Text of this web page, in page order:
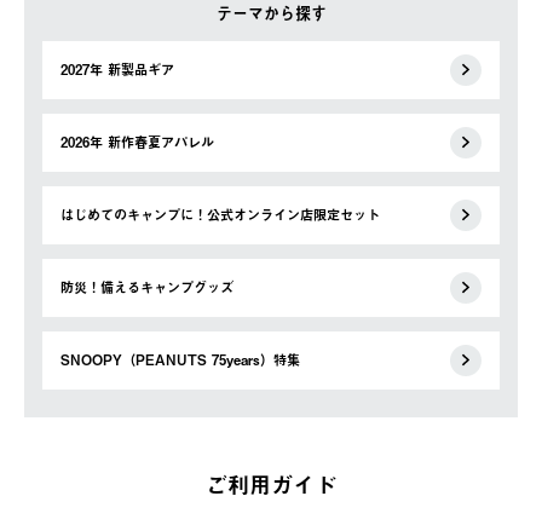
テーマから探す
2027年 新製品ギア
2026年 新作春夏アパレル
はじめてのキャンプに！公式オンライン店限定セット
防災！備えるキャンプグッズ
SNOOPY（PEANUTS 75years）特集
ご利用ガイド